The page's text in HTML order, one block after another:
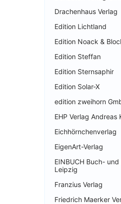
Drachenhaus Verlag
Edition Lichtland
Edition Noack &
Edition Steffan
Edition Sternsaphir
Edition Solar-X
edition zweihorn
EHP Verlag Andreas
Eichhörnchenverlag
EigenArt-Verlag
EINBUCH Buch-
Leipzig
Franzius Verlag
Friedrich Maerker